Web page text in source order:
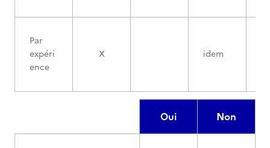
Par
expéri
ence
X idem
Oui Non